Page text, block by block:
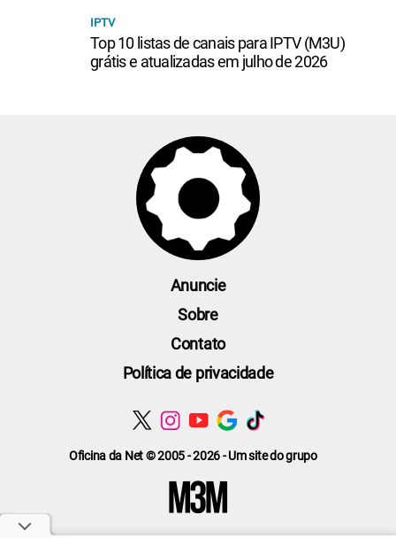
IPTV
Top 10 listas de canais para IPTV (M3U)
grátis e atualizadas em julho de 2026
Oficina da Net © 2005 - 2026 - Um site do grupo
Anuncie
Sobre
Contato
Política de privacidade